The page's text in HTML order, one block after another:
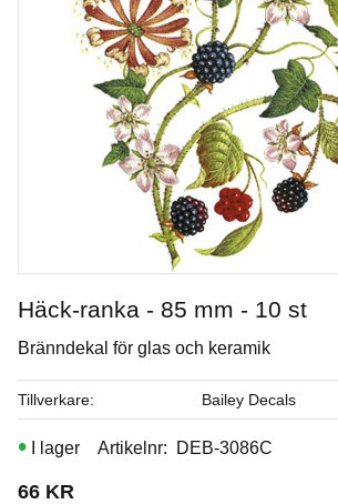
Bränndekal för glas och keramik
Häck-ranka - 85 mm - 10 st
Bränndekal för glas och keramik
66 KR
I lager Artikelnr DEB-3086C
Tillverkare Bailey Decals